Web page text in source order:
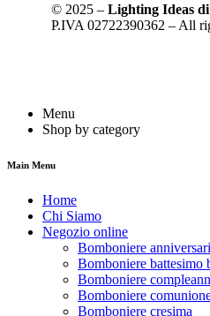
© 2025 – Lighting Ideas
P.IVA 02722390362 – All
Menu
Shop by category
Main Menu
Home
Chi Siamo
Negozio online
Bomboniere anniversari
Bomboniere battesimo
Bomboniere
Bomboniere
Bomboniere cresima